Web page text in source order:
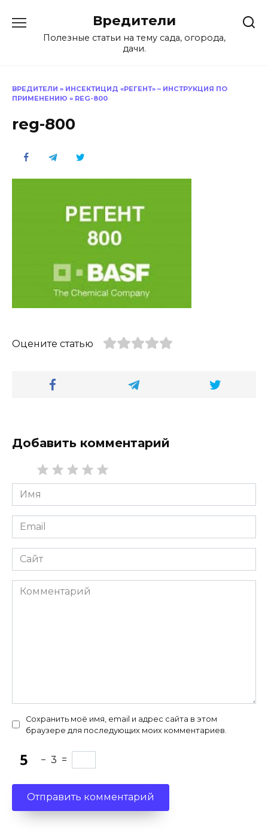
содержанию
Вредители
Полезные статьи на тему сада, огорода,
дачи.
ВРЕДИТЕЛИ » ИНСЕКТИЦИД «РЕГЕНТ» – ИНСТРУКЦИЯ ПО
ПРИМЕНЕНИЮ » REG-800
reg-800
Оцените статью
Добавить комментарий
Имя
*
Email
*
Сайт
Комментарий
Сохранить моё имя, email и адрес сайта в этом
браузере для последующих моих комментариев.
− 3 =